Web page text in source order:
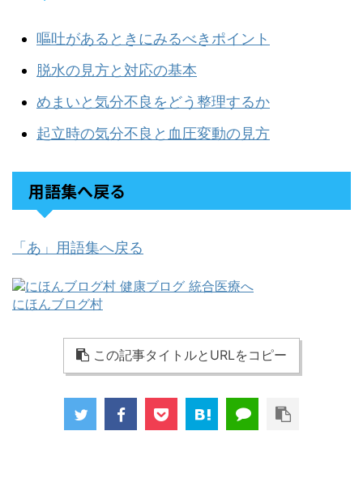
嘔吐があるときにみるべきポイント
脱水の見方と対応の基本
めまいと気分不良をどう整理するか
起立時の気分不良と血圧変動の見方
用語集へ戻る
「あ」用語集へ戻る
にほんブログ村
この記事タイトルとURLをコピー